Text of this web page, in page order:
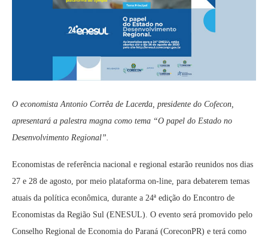
O economista Antonio Corrêa de Lacerda, presidente do Cofecon,
apresentará a palestra magna como tema “O papel do Estado no
Desenvolvimento Regional”.
Economistas de referência nacional e regional estarão reunidos nos dias
27 e 28 de agosto, por meio plataforma on-line, para debaterem temas
atuais da política econômica, durante a 24ª edição do Encontro de
Economistas da Região Sul (ENESUL). O evento será promovido pelo
Conselho Regional de Economia do Paraná (CoreconPR) e terá como